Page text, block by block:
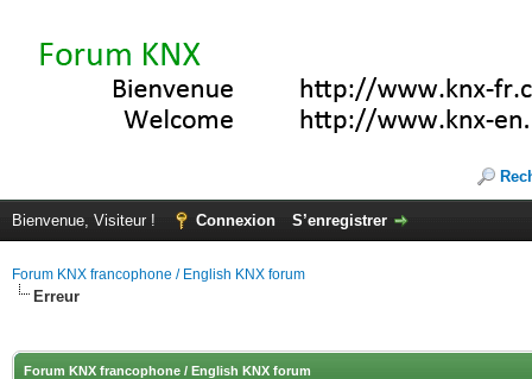
Bienvenue, Visiteur ! Connexion S’enregistrer
Forum KNX francophone / English KNX forum
Erreur
Forum KNX francophone / English KNX forum